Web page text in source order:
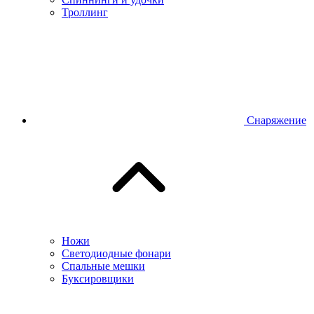
Троллинг
Снаряжение
Ножи
Светодиодные фонари
Спальные мешки
Буксировщики